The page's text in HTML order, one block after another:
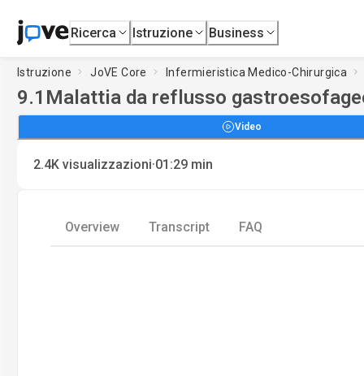
Ricerca Istruzione Business
Istruzione JoVE Core Infermieristica Medico-Chirurgica
9.1 Malattia da reflusso
Video
2.4K visualizzazioni·01:29 min
Overview Transcript FAQ